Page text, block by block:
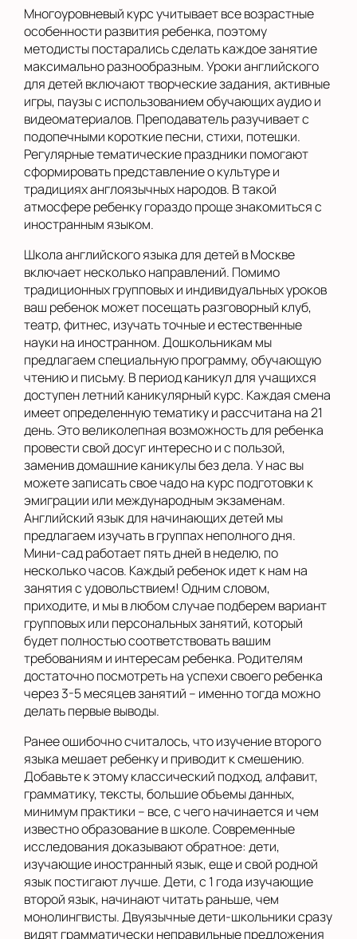
Многоуровневый курс учитывает все возрастные
особенности развития ребенка, поэтому
методисты постарались сделать каждое занятие
максимально разнообразным. Уроки английского
для детей включают творческие задания, активные
игры, паузы с использованием обучающих аудио и
видеоматериалов. Преподаватель разучивает с
подопечными короткие песни, стихи, потешки.
Регулярные тематические праздники помогают
сформировать представление о культуре и
традициях англоязычных народов. В такой
атмосфере ребенку гораздо проще знакомиться с
иностранным языком.
Школа английского языка для детей в Москве
включает несколько направлений. Помимо
традиционных групповых и индивидуальных уроков
ваш ребенок может посещать разговорный клуб,
театр, фитнес, изучать точные и естественные
науки на иностранном. Дошкольникам мы
предлагаем специальную программу, обучающую
чтению и письму. В период каникул для учащихся
доступен летний каникулярный курс. Каждая смена
имеет определенную тематику и рассчитана на 21
день. Это великолепная возможность для ребенка
провести свой досуг интересно и с пользой,
заменив домашние каникулы без дела. У нас вы
можете записать свое чадо на курс подготовки к
эмиграции или международным экзаменам.
Английский язык для начинающих детей мы
предлагаем изучать в группах неполного дня.
Мини-сад работает пять дней в неделю, по
несколько часов. Каждый ребенок идет к нам на
занятия с удовольствием! Одним словом,
приходите, и мы в любом случае подберем вариант
групповых или персональных занятий, который
будет полностью соответствовать вашим
требованиям и интересам ребенка. Родителям
достаточно посмотреть на успехи своего ребенка
через 3-5 месяцев занятий – именно тогда можно
делать первые выводы.
Ранее ошибочно считалось, что изучение второго
языка мешает ребенку и приводит к смешению.
Добавьте к этому классический подход, алфавит,
грамматику, тексты, большие объемы данных,
минимум практики – все, с чего начинается и чем
известно образование в школе. Современные
исследования доказывают обратное: дети,
изучающие иностранный язык, еще и свой родной
язык постигают лучше. Дети, с 1 года изучающие
второй язык, начинают читать раньше, чем
монолингвисты. Двуязычные дети-школьники сразу
видят грамматически неправильные предложения